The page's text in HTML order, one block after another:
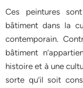
Ces peintures
bâtiment dans la
contemporain.
bâtiment
histoire et à une
sorte qu’il soit